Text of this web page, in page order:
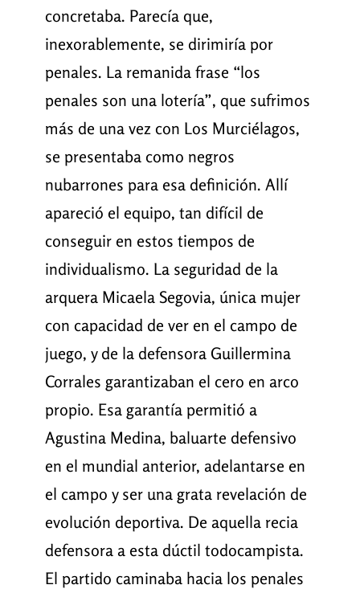
concretaba. Parecía que,
inexorablemente, se dirimiría por
penales. La remanida frase “los
penales son una lotería”, que sufrimos
más de una vez con Los Murciélagos,
se presentaba como negros
nubarrones para esa definición. Allí
apareció el equipo, tan difícil de
conseguir en estos tiempos de
individualismo. La seguridad de la
arquera Micaela Segovia, única mujer
con capacidad de ver en el campo de
juego, y de la defensora Guillermina
Corrales garantizaban el cero en arco
propio. Esa garantía permitió a
Agustina Medina, baluarte defensivo
en el mundial anterior, adelantarse en
el campo y ser una grata revelación de
evolución deportiva. De aquella recia
defensora a esta dúctil todocampista.
El partido caminaba hacia los penales